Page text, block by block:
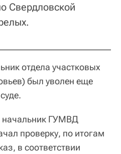
Свердловской
отдела участковых
был уволен еще
начальник ГУМВД
проверку, по итогам
в соответствии